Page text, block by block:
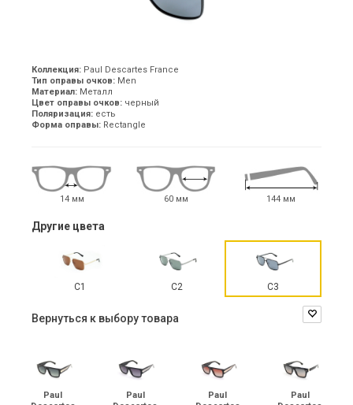
Коллекция: Paul Descartes France
Тип оправы очков: Men
Материал: Металл
Цвет оправы очков: черный
Поляризация: есть
Форма оправы: Rectangle
14 мм 60 мм 144 мм
Другие цвета
C1 C2 C3
Вернуться к выбору товара
Paul
Paul
Paul
Paul